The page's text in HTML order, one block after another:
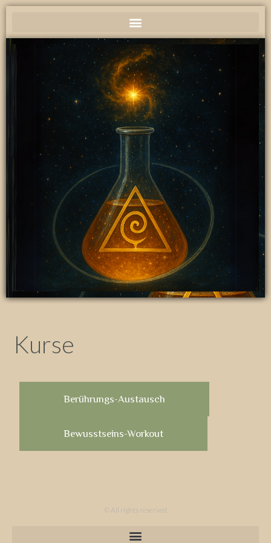
Kurse
Berührungs-Austausch
Bewusstseins-Workout
© All rights reserved